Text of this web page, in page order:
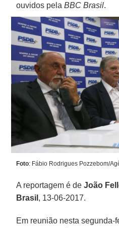
ouvidos pelaBBC Brasil.
Foto: Fábio Rodrigues Pozzebom/
A reportagem é deJoão
Brasil , 13-06-2017.
Em reunião nesta segunda-